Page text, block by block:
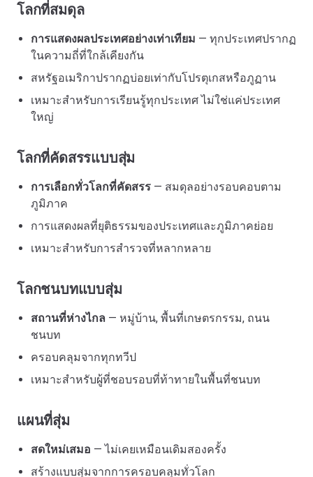
โลกที่สมดุล
การแสดงผลประเทศอย่างเท่าเทียม — ทุกประเทศปรากฏ
ในความถี่ที่ใกล้เคียงกัน
สหรัฐอเมริกาปรากฏบ่อยเท่ากับโปรตุเกสหรือภูฏาน
เหมาะสำหรับการเรียนรู้ทุกประเทศ ไม่ใช่แค่ประเทศ
ใหญ่
โลกที่คัดสรรแบบสุ่ม
การเลือกทั่วโลกที่คัดสรร — สมดุลอย่างรอบคอบตาม
ภูมิภาค
การแสดงผลที่ยุติธรรมของประเทศและภูมิภาคย่อย
เหมาะสำหรับการสำรวจที่หลากหลาย
โลกชนบทแบบสุ่ม
สถานที่ห่างไกล — หมู่บ้าน, พื้นที่เกษตรกรรม, ถนน
ชนบท
ครอบคลุมจากทุกทวีป
เหมาะสำหรับผู้ที่ชอบรอบที่ท้าทายในพื้นที่ชนบท
แผนที่สุ่ม
สดใหม่เสมอ — ไม่เคยเหมือนเดิมสองครั้ง
สร้างแบบสุ่มจากการครอบคลุมทั่วโลก